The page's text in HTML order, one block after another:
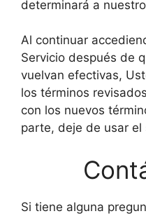
determinará a
Al continuar
Servicio después de
vuelvan efectivas,
los términos
con los nuevos
parte, deje de usar
Si tiene alguna